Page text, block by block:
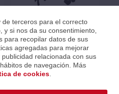
ASHDOWN
de terceros para el correcto
y si nos da su consentimiento,
para recopilar datos de sus
agregadas para mejorar
relacionada con sus
de navegación. Más
de cookies